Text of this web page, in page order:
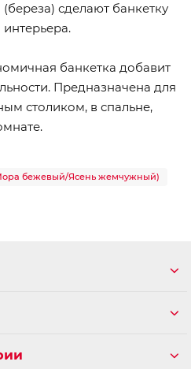
сделают банкетку
банкетка добавит
Предназначена для
столиком, в спальне,
бежевый/Ясень жемчужный)